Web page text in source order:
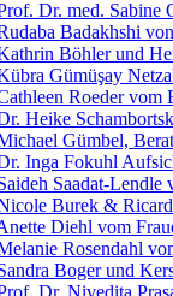
Dr. med. Sabine
Badakhshi
Böhler und
Gümüşay
Roeder vom
Heike
Gümbel,
Inga Fokuhl
Saadat-Lendle
Burek &
Diehl vom
Rosendahl
Boger und
Dr. Nivedita